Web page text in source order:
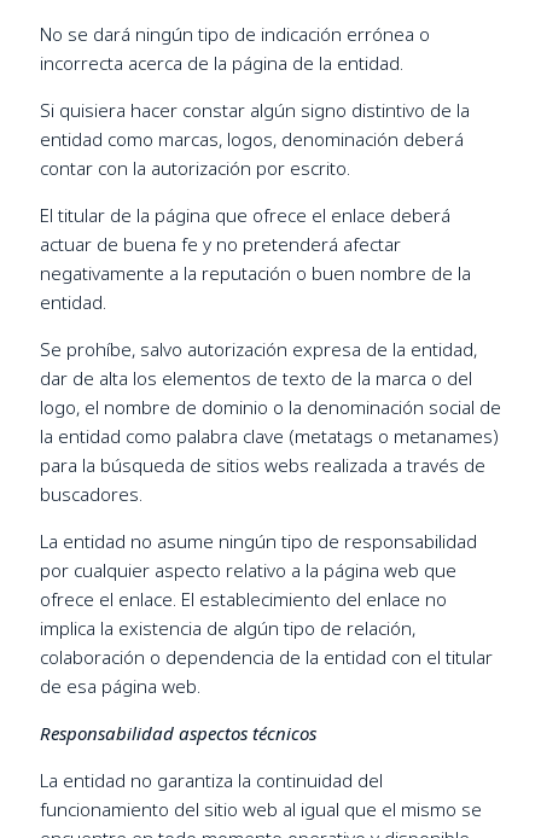
No se dará ningún tipo de indicación errónea o
incorrecta acerca de la página de la entidad.
Si quisiera hacer constar algún signo distintivo de la
entidad como marcas, logos, denominación deberá
contar con la autorización por escrito.
El titular de la página que ofrece el enlace deberá
actuar de buena fe y no pretenderá afectar
negativamente a la reputación o buen nombre de la
entidad.
Se prohíbe, salvo autorización expresa de la entidad,
dar de alta los elementos de texto de la marca o del
logo, el nombre de dominio o la denominación social de
la entidad como palabra clave (metatags o metanames)
para la búsqueda de sitios webs realizada a través de
buscadores.
La entidad no asume ningún tipo de responsabilidad
por cualquier aspecto relativo a la página web que
ofrece el enlace. El establecimiento del enlace no
implica la existencia de algún tipo de relación,
colaboración o dependencia de la entidad con el titular
de esa página web.
Responsabilidad aspectos técnicos
La entidad no garantiza la continuidad del
funcionamiento del sitio web al igual que el mismo se